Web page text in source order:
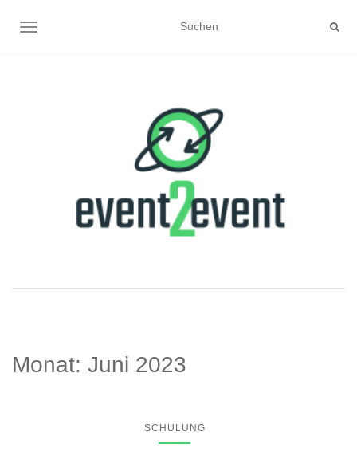
NAVIGATION UMSCHALTEN
Monat: Juni 2023
SCHULUNG